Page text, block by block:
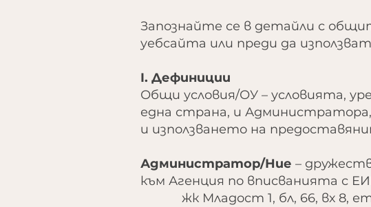
Запознайте се в детайли с
уебсайта или преди да
I. Дефиниции
Общи условия/ОУ – условията,
една страна, и
и използването на
Администратор/Ние –
към Агенция по вписванията с
жк Младост 1, бл, 66, вх 8, ет